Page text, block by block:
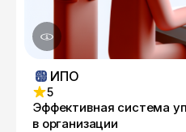
ИПО
5
Эффективная система
в организации